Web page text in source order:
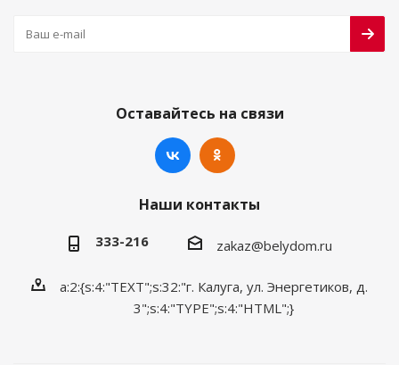
Оставайтесь на связи
Наши контакты
333-216 zakaz@belydom.ru
a:2:{s:4:"TEXT";s:32:"г. Калуга, ул. Энергетиков, д.
3";s:4:"TYPE";s:4:"HTML";}